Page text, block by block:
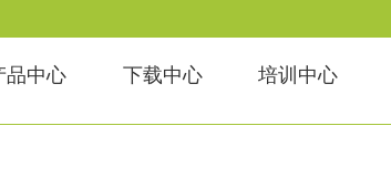
品中心 下载中心 培训中心